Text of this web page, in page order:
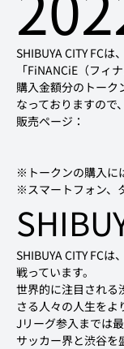
SHIBUYA CITY FC
「FiNANCiE（フィ
購入金額分のトーク
なっておりますので
販売ページ：
※トークンの購入に
※スマートフォン、
SHIBUYA CITY FC
戦っています。
世界的に注目される
さる人々の人生を
Jリーグ参入までは
サッカー界と渋谷を